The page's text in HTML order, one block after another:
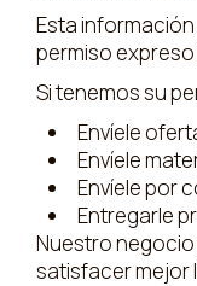
Esta
permiso
Si tenemos su
Envíele
Envíele
Envíele por
Entregarle
Nuestro
satisfacer mejor